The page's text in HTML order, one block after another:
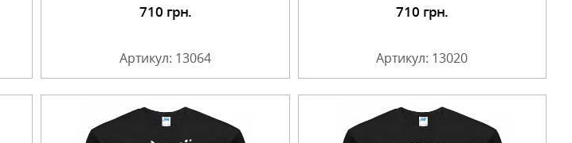
710 грн.
Артикул: 13064
Подробнее 710 грн.
Артикул: 13020